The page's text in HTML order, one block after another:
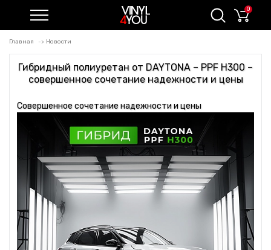
0
Главная Новости
Гибридный полиуретан от DAYTONA – PPF H300 –
совершенное сочетание надежности и цены
Совершенное сочетание надежности и цены